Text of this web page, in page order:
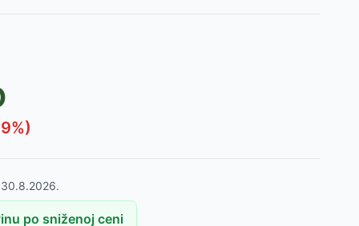
9%)
30.8.2026.
po sniženoj ceni